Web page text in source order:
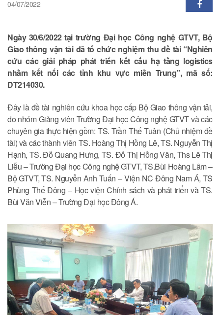
04/07/2022
Ngày 30/6/2022 tại trường Đại học Công nghệ GTVT, Bộ
Giao thông vận tải đã tổ chức nghiệm thu đề tài “Nghiên
cứu các giải pháp phát triển kết cấu hạ tầng logistics
nhằm kết nối các tỉnh khu vực miền Trung”, mã số:
DT214030.
Đây là đề tài nghiên cứu khoa học cấp Bộ Giao thông vận tải,
do nhóm Giảng viên Trường Đại học Công nghệ GTVT và các
chuyên gia thực hiện gồm: TS. Trần Thế Tuân (Chủ nhiệm đề
tài) và các thành viên TS. Hoàng Thị Hồng Lê, TS. Nguyễn Thị
Hạnh, TS. Đỗ Quang Hưng, TS. Đỗ Thị Hồng Vân, Ths Lê Thị
Liễu – Trường Đại học Công nghệ GTVT, TS.Bùi Hoàng Lâm –
Bộ GTVT, TS. Nguyễn Anh Tuấn – Viện NC Đông Nam Á, TS
Phùng Thế Đông – Học viện Chính sách và phát triển và TS.
Bùi Văn Viễn – Trường Đại học Đông Á.